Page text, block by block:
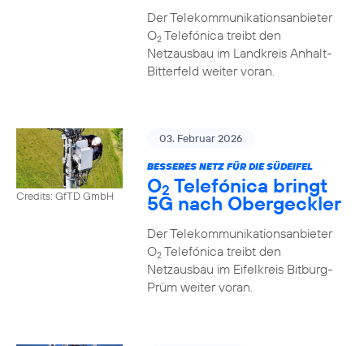
Der Telekommunikationsanbieter
O2Telefónica treibt den
Netzausbau im Landkreis Anhalt-
Bitterfeld weiter voran.
Credits: GfTD GmbH
03. Februar 2026
BESSERES NETZ FÜR DIE SÜDEIFEL
O2 Telefónica bringt
5G nach Obergeckler
Der Telekommunikationsanbieter
O2Telefónica treibt den
Netzausbau im Eifelkreis Bitburg-
Prüm weiter voran.